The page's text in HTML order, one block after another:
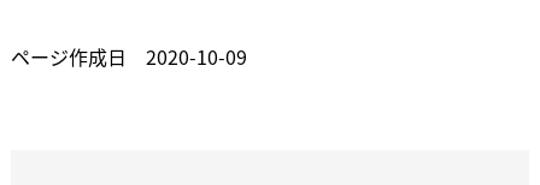
ページ作成日 2020-10-09